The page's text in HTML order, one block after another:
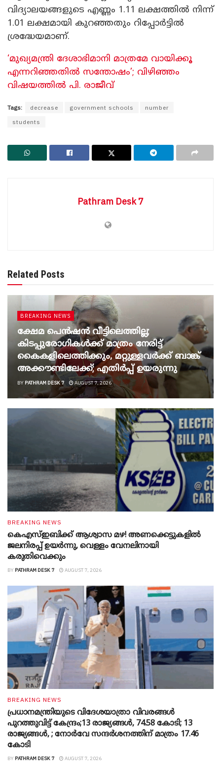
വിദ്യാലയങ്ങളുടെ എണ്ണം 1.11 ലക്ഷത്തിൽ നിന്ന്
1.01 ലക്ഷമായി കുറഞ്ഞതും റിപ്പോർട്ടിൽ
ശ്രദ്ധേയമാണ്.
‘മുഖ്യമന്ത്രി ദേശാഭിമാനി മാത്രമേ വായിക്കൂ
എന്നറിഞ്ഞതിൽ സന്തോഷം’; വിഴിഞ്ഞം
വിഷയത്തിൽ പി. രാജീവ്
Tags: decrease government schools
number
students
Pathram Desk 7
Related Posts
BREAKING NEWS
ക്ഷേമ പെൻഷൻ വീട്ടിലെത്തില്ല;
കിടപ്പുരോഗികൾക്ക് മാത്രം നേരിട്ട്
കൈകളിലെത്തിക്കും, മറ്റുള്ളവർക്ക് ബാങ്ക്
അക്കൗണ്ടിലേക്ക്; എതിർപ്പ് ഉയരുന്നു
BY PATHRAM DESK 7 AUGUST 7, 2026
BREAKING NEWS
കെഎസ്ഇബിക്ക് ആശ്വാസ മഴ! അണക്കെട്ടുകളിൽ
ജലനിരപ്പ് ഉയർന്നു, വെള്ളം വേനലിനായി
കരുതിവെക്കും
BY PATHRAM DESK 7 AUGUST 7, 2026
BREAKING NEWS
പ്രധാനമന്ത്രിയുടെ വിദേശയാത്രാ വിവരങ്ങൾ
പുറത്തുവിട്ട് കേന്ദ്രം;13 രാജ്യങ്ങൾ, 74.58 കോടി; 13
രാജ്യങ്ങൾ, ; നോർവേ സന്ദർശനത്തിന് മാത്രം 17.46
കോടി
BY PATHRAM DESK 7 AUGUST 7, 2026